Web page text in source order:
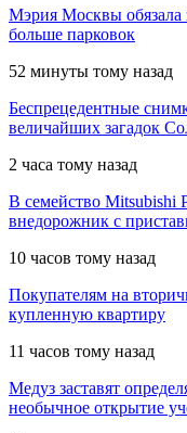
Мэрия Москвы обязала
больше парковок
52 минуты тому назад
Беспрецедентные
величайших загадок
2 часа тому назад
В семейство Mitsubishi
внедорожник с
10 часов тому назад
Покупателям на
купленную квартиру
11 часов тому назад
Медуз заставят
необычное открытие